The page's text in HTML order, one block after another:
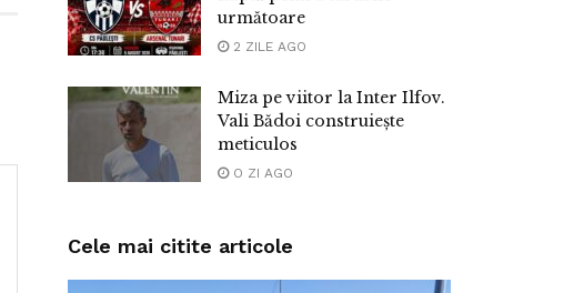
următoare
2 ZILE AGO
Miza pe viitor la Inter Ilfov.
Vali Bădoi construiește
meticulos
O ZI AGO
Cele mai citite articole